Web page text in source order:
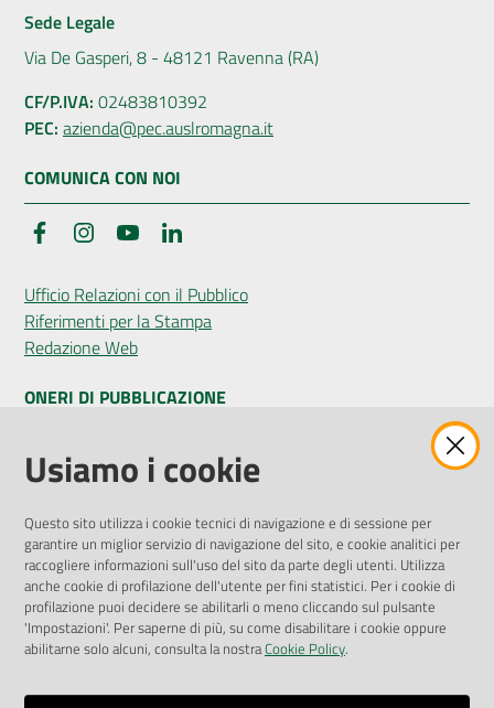
Sede Legale
Via De Gasperi, 8 - 48121 Ravenna (RA)
CF/P.IVA: 02483810392
PEC: azienda@pec.auslromagna.it
COMUNICA CON NOI
FacebookInstagramYouTube
Ufficio Relazioni con il Pubblico
Riferimenti per la Stampa
Redazione Web
ONERI DI PUBBLICAZIONE
Amministrazione Trasparente
Pubblicità legale
Privacy Policy
Attuazione Misure PNRR
Liste di Attesa
ENTI, IMPRESE E PARTNER
Fatturazione Elettronica
Usiamo i cookie
Questo sito utilizza i cookie tecnici di navigazione e di sessione per
garantire un miglior servizio di navigazione del sito, e cookie analitici per
raccogliere informazioni sull'uso del sito da parte degli utenti. Utilizza
anche cookie di profilazione dell'utente per fini statistici. Per i cookie di
profilazione puoi decidere se abilitarli o meno cliccando sul pulsante
'Impostazioni'. Per saperne di più, su come disabilitare i cookie oppure
abilitarne solo alcuni, consulta la nostraCookie Policy.